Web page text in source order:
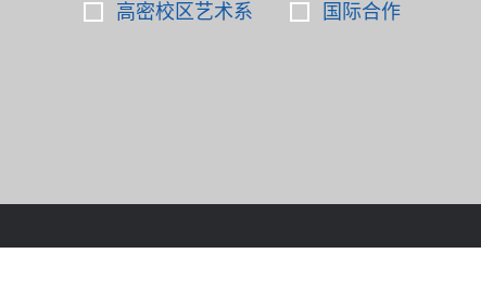
高密校区艺术系 国际合作